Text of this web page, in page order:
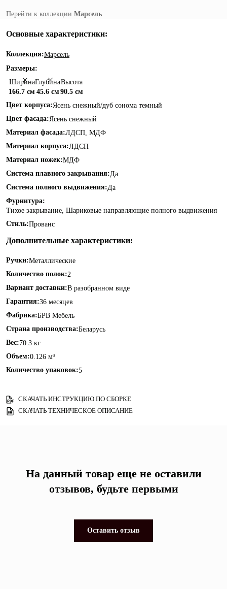
Перейти к коллекции Марсель
Основные характеристики:
Коллекция:Марсель
Размеры:
Ширина
166.7 см
Глубина
45.6 см
Высота
90.5 см
Цвет корпуса:Ясень снежный/дуб сонома темный
Цвет фасада:Ясень снежный
Материал фасада:ЛДСП, МДФ
Материал корпуса:ЛДСП
Материал ножек:МДФ
Система плавного закрывания:Да
Система полного выдвижения:Да
Фурнитура:
Тихое закрывание, Шариковые направляющие полного выдвижения
Стиль:Прованс
Дополнительные характеристики:
Ручки:Металлические
Количество полок:2
Вариант доставки:В разобранном виде
Гарантия:36 месяцев
Фабрика:БРВ Мебель
Страна производства:Беларусь
Вес:70.3 кг
Объем:0.126 м³
Количество упаковок:5
СКАЧАТЬ ИНСТРУКЦИЮ ПО СБОРКЕ
СКАЧАТЬ ТЕХНИЧЕСКОЕ ОПИСАНИЕ
На данный товар еще не оставили
отзывов, будьте первыми
Оставить отзыв